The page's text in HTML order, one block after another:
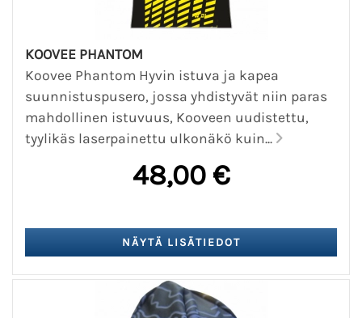
KOOVEE PHANTOM
Koovee Phantom Hyvin istuva ja kapea
suunnistuspusero, jossa yhdistyvät niin paras
mahdollinen istuvuus, Kooveen uudistettu,
tyylikäs laserpainettu ulkonäkö kuin...
48,00 €